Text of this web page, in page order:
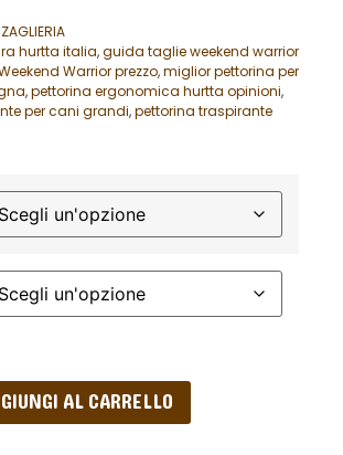
hurtta italia,guida taglie weekend warrior
Warrior prezzo,miglior pettorina per
,pettorina ergonomica hurtta opinioni,
per cani grandi,pettorina traspirante
AL CARRELLO